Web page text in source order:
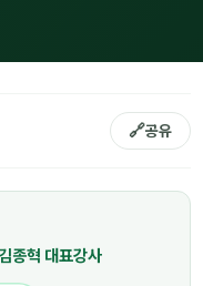
🔗공유
종혁 대표강사